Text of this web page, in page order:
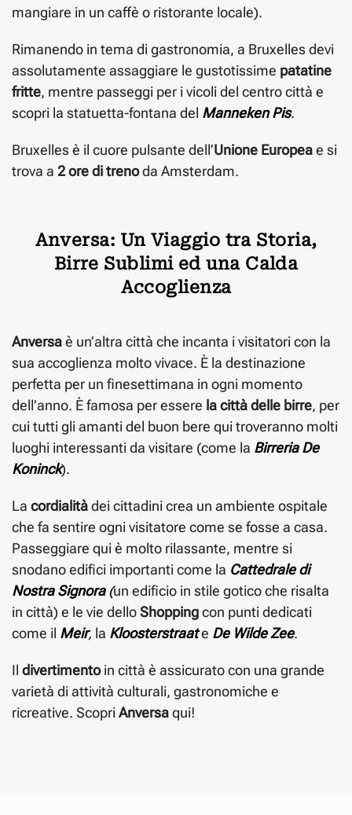
mangiare in un caffè o ristorante locale).
Rimanendo in tema di gastronomia, a Bruxelles devi
assolutamente assaggiare le gustotissime patatine
fritte, mentre passeggi per i vicoli del centro città e
scopri la statuetta-fontana del Manneken Pis.
Bruxelles è il cuore pulsante dell’Unione Europeae si
trova a 2 ore di trenoda Amsterdam.
Anversa: Un Viaggio tra Storia,
Birre Sublimi ed una Calda
Accoglienza
Anversaè un’altra città che incanta i visitatori con la
sua accoglienza molto vivace. È la destinazione
perfetta per un finesettimana in ogni momento
dell’anno. È famosa per essere la città delle birre, per
cui tutti gli amanti del buon bere qui troveranno molti
luoghi interessanti da visitare (come la Birreria De
Koninck).
La cordialitàdei cittadini crea un ambiente ospitale
che fa sentire ogni visitatore come se fosse a casa.
Passeggiare qui è molto rilassante, mentre si
snodano edifici importanti come la Cattedrale di
Nostra Signora(un edificio in stile gotico che risalta
in città) e le vie delloShoppingcon punti dedicati
come il Meir, la Kloosterstraate De Wilde Zee.
Il divertimentoin città è assicurato con una grande
varietà di attività culturali, gastronomiche e
ricreative. Scopri Anversaqui!